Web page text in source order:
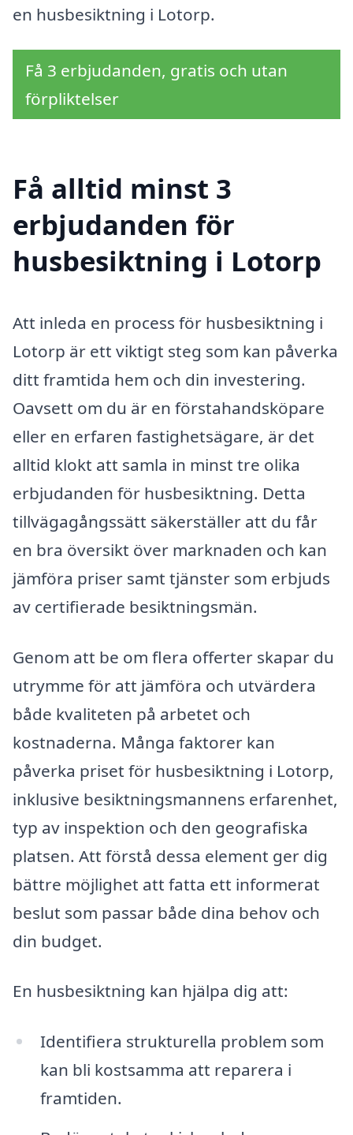
en husbesiktning i Lotorp.
Få 3 erbjudanden, gratis och utan
förpliktelser
Få alltid minst 3
erbjudanden för
husbesiktning i Lotorp
Att inleda en process för husbesiktning i
Lotorp är ett viktigt steg som kan påverka
ditt framtida hem och din investering.
Oavsett om du är en förstahandsköpare
eller en erfaren fastighetsägare, är det
alltid klokt att samla in minst tre olika
erbjudanden för husbesiktning. Detta
tillvägagångssätt säkerställer att du får
en bra översikt över marknaden och kan
jämföra priser samt tjänster som erbjuds
av certifierade besiktningsmän.
Genom att be om flera offerter skapar du
utrymme för att jämföra och utvärdera
både kvaliteten på arbetet och
kostnaderna. Många faktorer kan
påverka priset för husbesiktning i Lotorp,
inklusive besiktningsmannens erfarenhet,
typ av inspektion och den geografiska
platsen. Att förstå dessa element ger dig
bättre möjlighet att fatta ett informerat
beslut som passar både dina behov och
din budget.
En husbesiktning kan hjälpa dig att:
Identifiera strukturella problem som
kan bli kostsamma att reparera i
framtiden.